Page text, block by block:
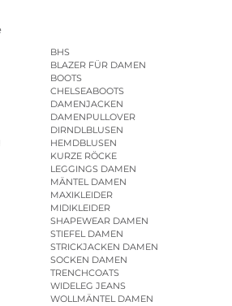
BHS
BLAZER FÜR DAMEN
BOOTS
CHELSEABOOTS
DAMENJACKEN
DAMENPULLOVER
DIRNDLBLUSEN
HEMDBLUSEN
KURZE RÖCKE
LEGGINGS DAMEN
MÄNTEL DAMEN
MAXIKLEIDER
MIDIKLEIDER
SHAPEWEAR DAMEN
STIEFEL DAMEN
STRICKJACKEN DAMEN
SOCKEN DAMEN
TRENCHCOATS
WIDELEG JEANS
WOLLMÄNTEL DAMEN